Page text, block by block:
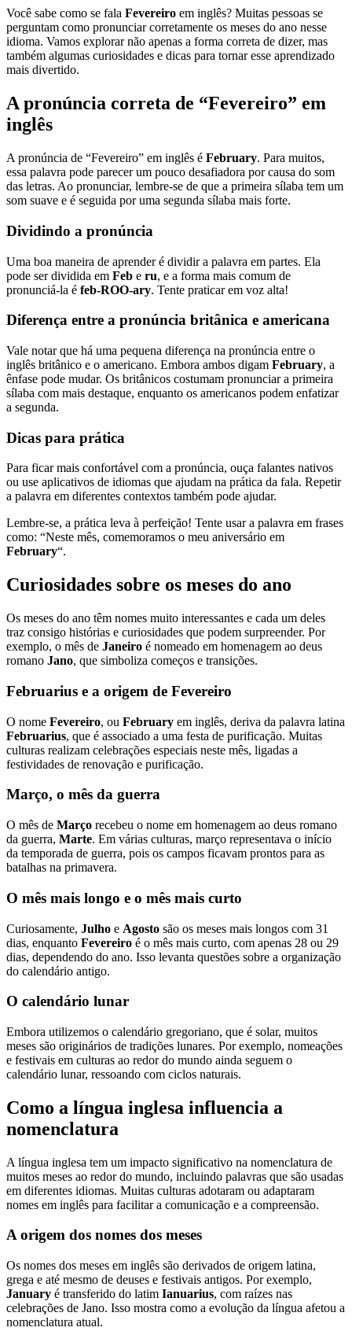
Você sabe como se fala Fevereiro em inglês? Muitas pessoas se
perguntam como pronunciar corretamente os meses do ano nesse
idioma. Vamos explorar não apenas a forma correta de dizer, mas
também algumas curiosidades e dicas para tornar esse aprendizado
mais divertido.
A pronúncia correta de “Fevereiro” em
inglês
A pronúncia de “Fevereiro” em inglês é February. Para muitos,
essa palavra pode parecer um pouco desafiadora por causa do som
das letras. Ao pronunciar, lembre-se de que a primeira sílaba tem um
som suave e é seguida por uma segunda sílaba mais forte.
Dividindo a pronúncia
Uma boa maneira de aprender é dividir a palavra em partes. Ela
pode ser dividida em Feb e ru, e a forma mais comum de
pronunciá-la é feb-ROO-ary. Tente praticar em voz alta!
Diferença entre a pronúncia britânica e americana
Vale notar que há uma pequena diferença na pronúncia entre o
inglês britânico e o americano. Embora ambos digam February, a
ênfase pode mudar. Os britânicos costumam pronunciar a primeira
sílaba com mais destaque, enquanto os americanos podem enfatizar
a segunda.
Dicas para prática
Para ficar mais confortável com a pronúncia, ouça falantes nativos
ou use aplicativos de idiomas que ajudam na prática da fala. Repetir
a palavra em diferentes contextos também pode ajudar.
Lembre-se, a prática leva à perfeição! Tente usar a palavra em frases
como: “Neste mês, comemoramos o meu aniversário em
February“.
Curiosidades sobre os meses do ano
Os meses do ano têm nomes muito interessantes e cada um deles
traz consigo histórias e curiosidades que podem surpreender. Por
exemplo, o mês de Janeiro é nomeado em homenagem ao deus
romano Jano, que simboliza começos e transições.
Februarius e a origem de Fevereiro
O nome Fevereiro, ou February em inglês, deriva da palavra latina
Februarius, que é associado a uma festa de purificação. Muitas
culturas realizam celebrações especiais neste mês, ligadas a
festividades de renovação e purificação.
Março, o mês da guerra
O mês de Março recebeu o nome em homenagem ao deus romano
da guerra, Marte. Em várias culturas, março representava o início
da temporada de guerra, pois os campos ficavam prontos para as
batalhas na primavera.
O mês mais longo e o mês mais curto
Curiosamente, Julho e Agosto são os meses mais longos com 31
dias, enquanto Fevereiro é o mês mais curto, com apenas 28 ou 29
dias, dependendo do ano. Isso levanta questões sobre a organização
do calendário antigo.
O calendário lunar
Embora utilizemos o calendário gregoriano, que é solar, muitos
meses são originários de tradições lunares. Por exemplo, nomeações
e festivais em culturas ao redor do mundo ainda seguem o
calendário lunar, ressoando com ciclos naturais.
Como a língua inglesa influencia a
nomenclatura
A língua inglesa tem um impacto significativo na nomenclatura de
muitos meses ao redor do mundo, incluindo palavras que são usadas
em diferentes idiomas. Muitas culturas adotaram ou adaptaram
nomes em inglês para facilitar a comunicação e a compreensão.
A origem dos nomes dos meses
Os nomes dos meses em inglês são derivados de origem latina,
grega e até mesmo de deuses e festivais antigos. Por exemplo,
January é transferido do latim Ianuarius, com raízes nas
celebrações de Jano. Isso mostra como a evolução da língua afetou a
nomenclatura atual.